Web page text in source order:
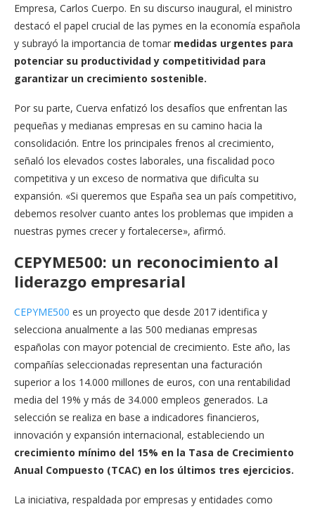
Empresa, Carlos Cuerpo. En su discurso inaugural, el ministro
destacó el papel crucial de las pymes en la economía española
y subrayó la importancia de tomar medidas urgentes para
potenciar su productividad y competitividad para
garantizar un crecimiento sostenible.
Por su parte, Cuerva enfatizó los desafíos que enfrentan las
pequeñas y medianas empresas en su camino hacia la
consolidación. Entre los principales frenos al crecimiento,
señaló los elevados costes laborales, una fiscalidad poco
competitiva y un exceso de normativa que dificulta su
expansión. «Si queremos que España sea un país competitivo,
debemos resolver cuanto antes los problemas que impiden a
nuestras pymes crecer y fortalecerse», afirmó.
CEPYME500: un reconocimiento al
liderazgo empresarial
CEPYME500 es un proyecto que desde 2017 identifica y
selecciona anualmente a las 500 medianas empresas
españolas con mayor potencial de crecimiento. Este año, las
compañías seleccionadas representan una facturación
superior a los 14.000 millones de euros, con una rentabilidad
media del 19% y más de 34.000 empleos generados. La
selección se realiza en base a indicadores financieros,
innovación y expansión internacional, estableciendo un
crecimiento mínimo del 15% en la Tasa de Crecimiento
Anual Compuesto (TCAC) en los últimos tres ejercicios.
La iniciativa, respaldada por empresas y entidades como